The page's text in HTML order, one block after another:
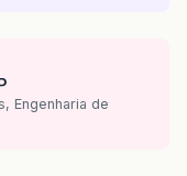
Engenharia de